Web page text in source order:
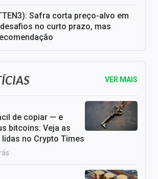
Safra corta preço-alvo em
no curto prazo, mas
VER MAIS
de copiar — e
bitcoins: Veja as
no Crypto Times